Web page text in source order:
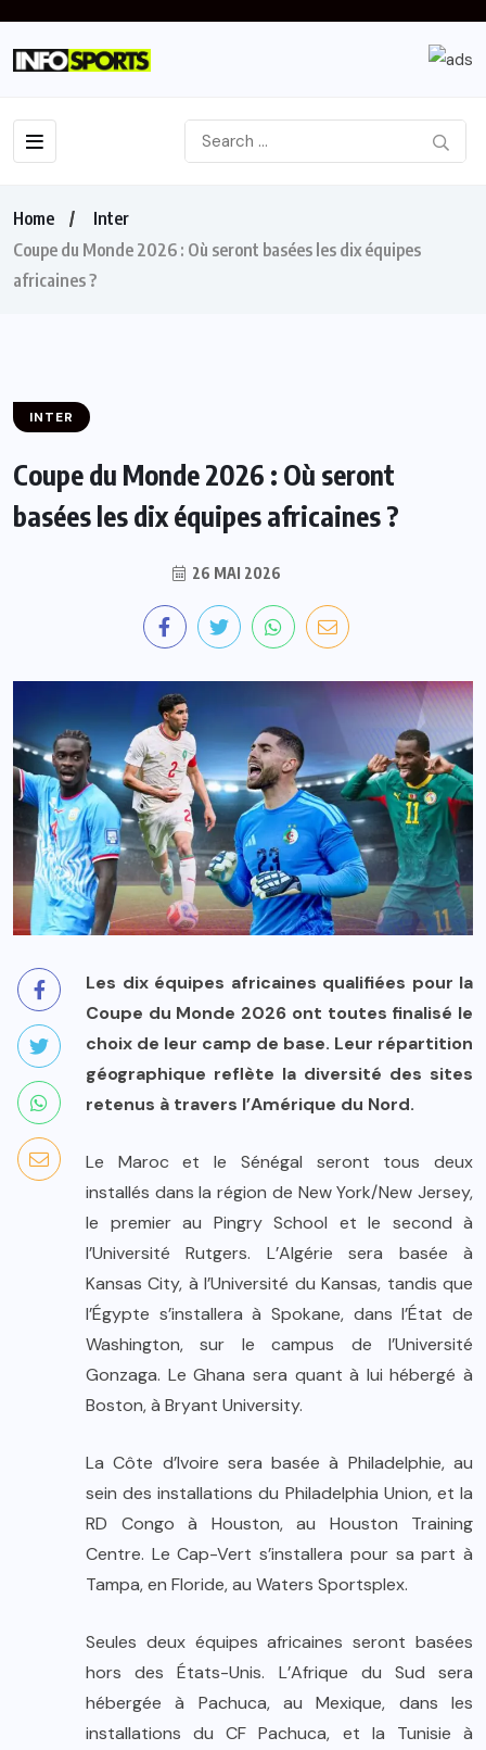
Home
Inter
Coupe du Monde 2026 : Où seront basées les dix équipes
africaines ?
INTER
Coupe du Monde 2026 : Où seront
basées les dix équipes africaines ?
26 MAI 2026
Les dix équipes africaines qualifiées pour la
Coupe du Monde 2026 ont toutes finalisé le
choix de leur camp de base. Leur répartition
géographique reflète la diversité des sites
retenus à travers l’Amérique du Nord.
Le Maroc et le Sénégal seront tous deux
installés dans la région de New York/New Jersey,
le premier au Pingry School et le second à
l’Université Rutgers. L’Algérie sera basée à
Kansas City, à l’Université du Kansas, tandis que
l’Égypte s’installera à Spokane, dans l’État de
Washington, sur le campus de l’Université
Gonzaga. Le Ghana sera quant à lui hébergé à
Boston, à Bryant University.
La Côte d’Ivoire sera basée à Philadelphie, au
sein des installations du Philadelphia Union, et la
RD Congo à Houston, au Houston Training
Centre. Le Cap-Vert s’installera pour sa part à
Tampa, en Floride, au Waters Sportsplex.
Seules deux équipes africaines seront basées
hors des États-Unis. L’Afrique du Sud sera
hébergée à Pachuca, au Mexique, dans les
installations du CF Pachuca, et la Tunisie à